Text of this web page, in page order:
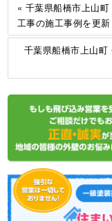
« 千葉県船橋市上山
工事の施工事例を更
千葉県船橋市上山町